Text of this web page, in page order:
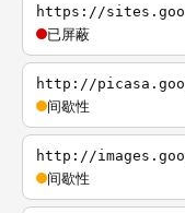
https://
已屏蔽
http://
间歇性
http://
间歇性